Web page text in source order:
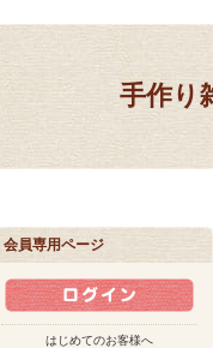
手作り
会員専用ページ
はじめてのお客様へ